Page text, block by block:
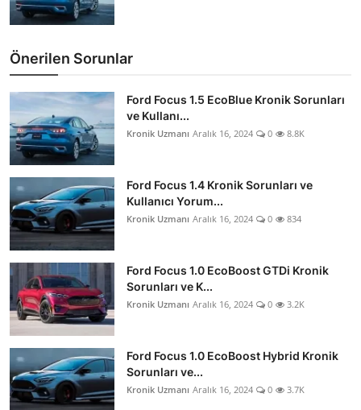
Önerilen Sorunlar
Ford Focus 1.5 EcoBlue Kronik Sorunları
ve Kullanı...
Kronik Uzmanı Aralık 16, 2024 0 8.8K
Ford Focus 1.4 Kronik Sorunları ve
Kullanıcı Yorum...
Kronik Uzmanı Aralık 16, 2024 0 834
Ford Focus 1.0 EcoBoost GTDi Kronik
Sorunları ve K...
Kronik Uzmanı Aralık 16, 2024 0 3.2K
Ford Focus 1.0 EcoBoost Hybrid Kronik
Sorunları ve...
Kronik Uzmanı Aralık 16, 2024 0 3.7K